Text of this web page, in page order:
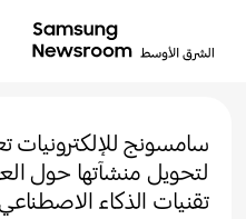
سامسونج للإلكترونيات
لتحويل منشآتها حول
تقنيات الذكاء الاصطناعي